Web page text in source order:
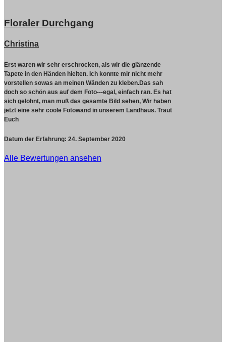
Floraler Durchgang
Christina
Erst waren wir sehr erschrocken, als wir die glänzende
Tapete in den Händen hielten. Ich konnte mir nicht mehr
vorstellen sowas an meinen Wänden zu kleben.Das sah
doch so schön aus auf dem Foto---egal, einfach ran. Es hat
sich gelohnt, man muß das gesamte Bild sehen, Wir haben
jetzt eine sehr coole Fotowand in unserem Landhaus. Traut
Euch
Datum der Erfahrung: 24. September 2020
Alle Bewertungen ansehen